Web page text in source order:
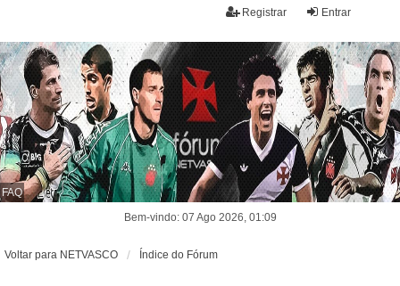
Entrar
Registrar
FAQ
Bem-vindo: 07 Ago 2026, 01:09
Voltar para NETVASCO Índice do Fórum